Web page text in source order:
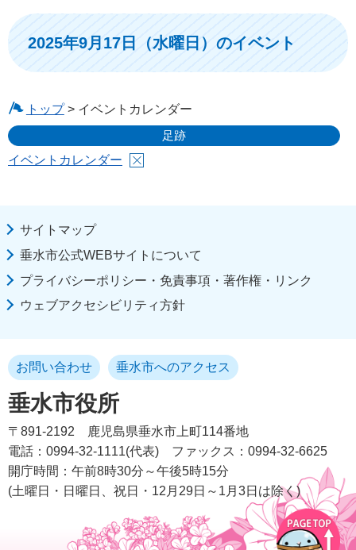
2025年9月17日（水曜日）のイベント
トップ> イベントカレンダー
足跡
イベントカレンダー
サイトマップ
垂水市公式WEBサイトについて
プライバシーポリシー・免責事項・著作権・リンク
ウェブアクセシビリティ方針
垂水市役所
お問い合わせ 垂水市へのアクセス
〒891-2192
鹿児島県垂水市上町114番地
電話：0994-32-1111(代表)
ファックス：0994-32-6625
開庁時間：午前8時30分～午後5時15分
(土曜日・日曜日、祝日・12月29日～1月3日は除く)